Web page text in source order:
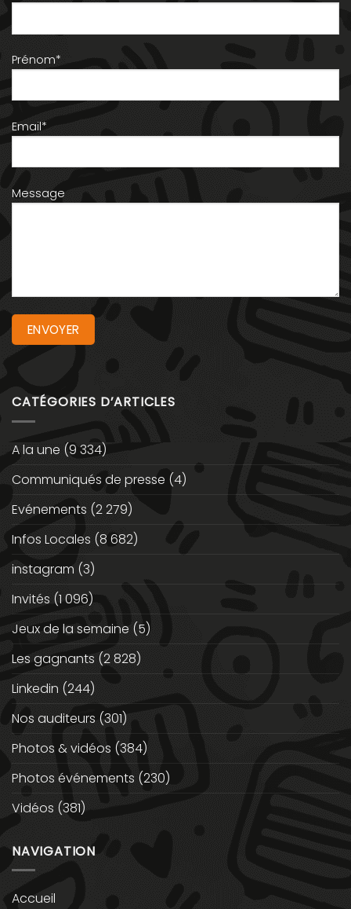
Prénom*
Email*
Message
CATÉGORIES D’ARTICLES
A la une (9 334)
Communiqués de presse (4)
Evénements (2 279)
Infos Locales (8 682)
instagram (3)
Invités (1 096)
Jeux de la semaine (5)
Les gagnants (2 828)
Linkedin (244)
Nos auditeurs (301)
Photos & vidéos (384)
Photos événements (230)
Vidéos (381)
NAVIGATION
Accueil